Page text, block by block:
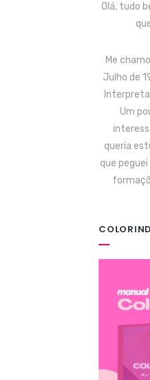
Olá, tudo
Me
Julho de
Um
queria
que